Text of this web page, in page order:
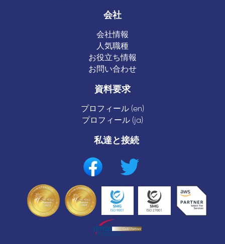
会社
会社情報
人気職種
お役立ち情報
お問い合わせ
資料要求
プロフィール (en)
プロフィール (ja)
私達と接続